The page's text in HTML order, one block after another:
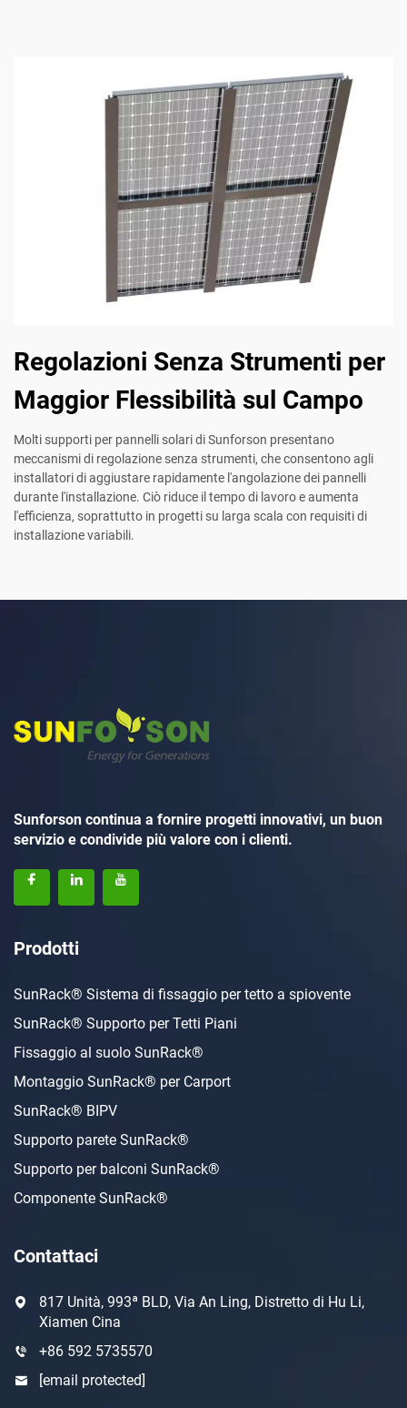
Regolazioni Senza Strumenti per
Maggior Flessibilità sul Campo
Molti supporti per pannelli solari di Sunforson presentano
meccanismi di regolazione senza strumenti, che consentono agli
installatori di aggiustare rapidamente l'angolazione dei pannelli
durante l'installazione. Ciò riduce il tempo di lavoro e aumenta
l'efficienza, soprattutto in progetti su larga scala con requisiti di
installazione variabili.
Sunforson continua a fornire progetti innovativi, un buon
servizio e condivide più valore con i clienti.
Prodotti
SunRack® Sistema di fissaggio per tetto a spiovente
SunRack® Supporto per Tetti Piani
Fissaggio al suolo SunRack®
Montaggio SunRack® per Carport
SunRack® BIPV
Supporto parete SunRack®
Supporto per balconi SunRack®
Componente SunRack®
Contattaci
817 Unità, 993ª BLD, Via An Ling, Distretto di Hu Li,
Xiamen Cina
+86 592 5735570
[email protected]